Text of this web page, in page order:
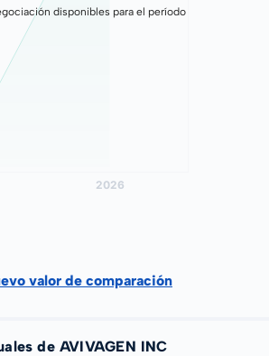
disponibles para el período
valor de comparación
de AVIVAGEN INC